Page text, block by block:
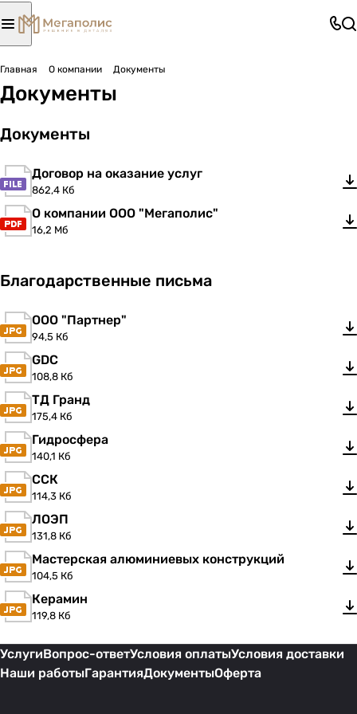
Главная О компании Документы
Документы
Документы
Договор на оказание услуг
862,4 Кб
О компании ООО "Мегаполис"
16,2 Мб
Благодарственные письма
ООО "Партнер"
94,5 Кб
GDC
108,8 Кб
ТД Гранд
175,4 Кб
Гидросфера
140,1 Кб
ССК
114,3 Кб
ЛОЭП
131,8 Кб
Мастерская алюминиевых конструкций
104,5 Кб
Керамин
119,8 Кб
УслугиВопрос-ответУсловия оплатыУсловия доставки
Наши работыГарантияДокументыОферта